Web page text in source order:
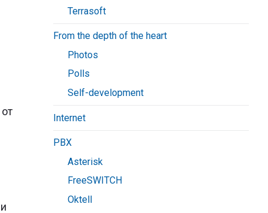
Terrasoft
From the depth of the heart
Photos
Polls
Self-development
Internet
PBX
Asterisk
FreeSWITCH
Oktell